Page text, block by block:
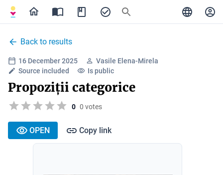
Back to results
16 December 2025
Vasile Elena-Mirela
Source included
Is public
Propoziții categorice
0 0 votes
OPEN Copy link